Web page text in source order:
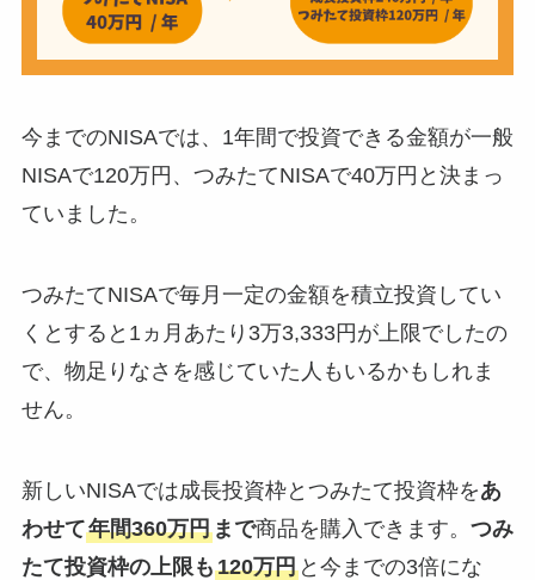
今までのNISAでは、1年間で投資できる金額が一般
NISAで120万円、つみたてNISAで40万円と決まっ
ていました。
つみたてNISAで毎月一定の金額を積立投資してい
くとすると1ヵ月あたり3万3,333円が上限でしたの
で、物足りなさを感じていた人もいるかもしれま
せん。
新しいNISAでは成長投資枠とつみたて投資枠をあ
わせて年間360万円まで商品を購入できます。 つみ
たて投資枠の上限も120万円と今までの3倍にな